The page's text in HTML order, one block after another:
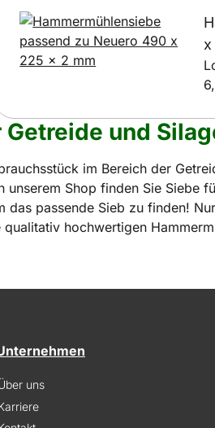
x
und
im Bereich der
unserem Shop finden Sie
das passende Sieb zu finden!
hochwertigen
uns